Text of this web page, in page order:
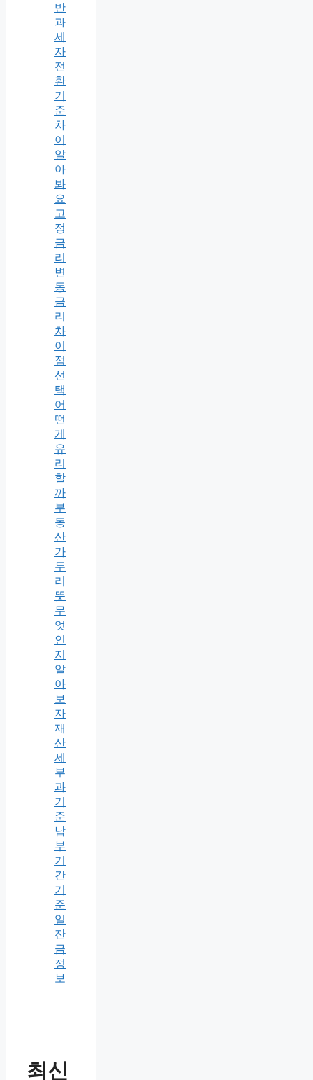
반
과
세
자
전
환
기
준
차
이
알
아
봐
요
고
정
금
리
변
동
금
리
차
이
점
선
택
어
떤
게
유
리
할
까
부
동
산
가
두
리
뜻
무
엇
인
지
알
아
보
자
재
산
세
부
과
기
준
납
부
기
간
기
준
일
잔
금
정
보
최신